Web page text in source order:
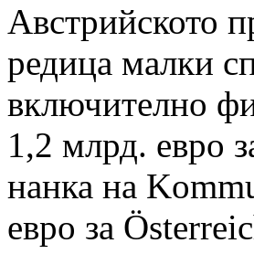
Австрийското
редица малки
включително
1,2 млрд. евро
нанка на
евро за